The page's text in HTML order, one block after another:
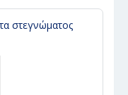
στεγνώματος